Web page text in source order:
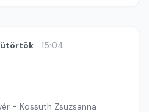
15:04
- Kossuth Zsuzsanna